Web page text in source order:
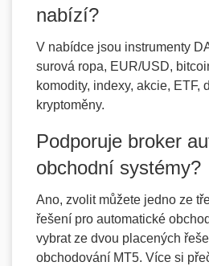
nabízí?
V nabídce jsou instrumenty
surová ropa, EUR/USD,
komodity, indexy, akcie, ETF,
kryptoměny.
Podporuje broker
obchodní systémy?
Ano, zvolit můžete jedno ze
řešení pro automatické
vybrat ze dvou placených
obchodování MT5. Více si